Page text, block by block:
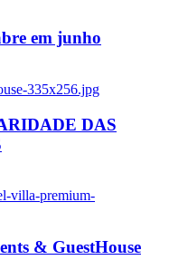
em junho
335x256.jpg
DAS
villa-premium-
& GuestHouse